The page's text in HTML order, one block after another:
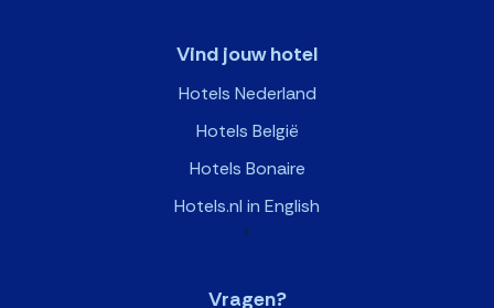
Vind jouw hotel
Hotels Nederland
Hotels België
Hotels Bonaire
Hotels.nl in English
>
Vragen?